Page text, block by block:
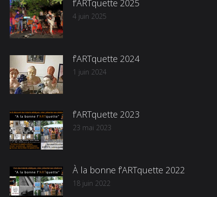
f’ARTquette 2025
4 juin 2025
f’ARTquette 2024
1 juin 2024
f’ARTquette 2023
23 mai 2023
À la bonne f’ARTquette 2022
18 juin 2022